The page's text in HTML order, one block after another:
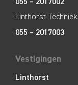
Linthorst
055 – 2017003
Vestigingen
Linthorst